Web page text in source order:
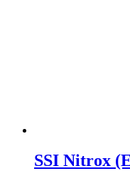
SSI Nitrox